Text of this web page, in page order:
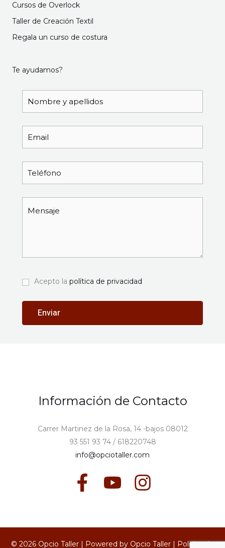
Cursos de Overlock
Taller de Creación Textil
Regala un curso de costura
Te ayudamos?
Acepto la política de privacidad
Información de Contacto
Carrer Martinez de la Rosa, 14 -bajos 08012
93 551 93 74 / 618220748
info@opciotaller.com
© 2026 Opcio Taller | Powered by Opcio Taller | Política de